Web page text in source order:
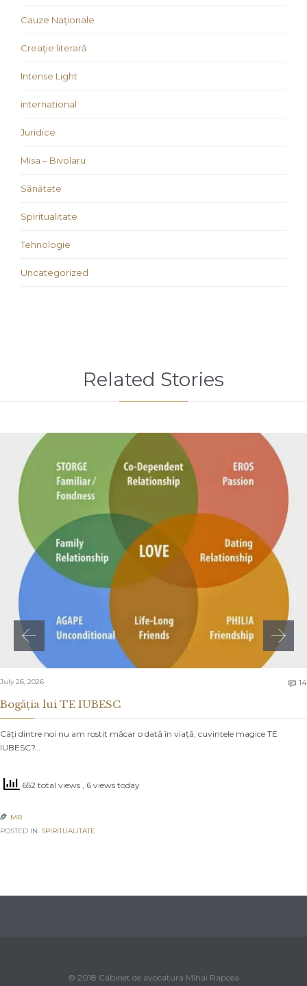
Cauze Naţionale
Creaţie literară
Intense Light
international
Juridice
Misa – Bivolaru
Sănătate
Spiritualitate
Tehnologie
Uncategorized
Related Stories
July 26, 2026  14
Bogăția lui TE IUBESC
Câți dintre noi nu am rostit măcar o dată în viață, cuvintele magice TE
IUBESC?…
652 total views , 6 views today
 MR
POSTED IN: SPIRITUALITATE
© 2018 Cabinet de avocatura Mihai Rapcea